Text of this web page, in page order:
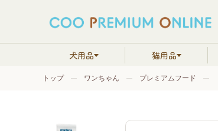
犬用品 猫用品
トップ ワンちゃん プレミアムフード